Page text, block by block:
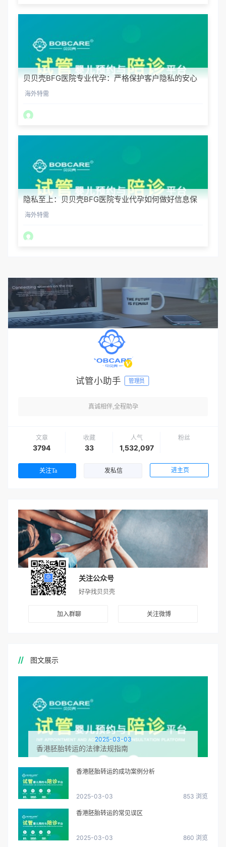
贝贝壳BFG医院专业代孕：严格保护客户隐私的安心
之选
海外特需
隐私至上：贝贝壳BFG医院专业代孕如何做好信息保
密？
海外特需
试管小助手 管理员
真诚相伴,全程助孕
文章
3794
收藏
33
人气
1,532,097
粉丝
关注Ta 发私信 进主页
关注公众号
好孕找贝贝壳
加入群聊 关注微博
图文展示
2025-03-03
香港胚胎转运的法律法规指南
香港胚胎转运的成功案例分析
2025-03-03 853 浏览
香港胚胎转运的常见误区
2025-03-03 860 浏览